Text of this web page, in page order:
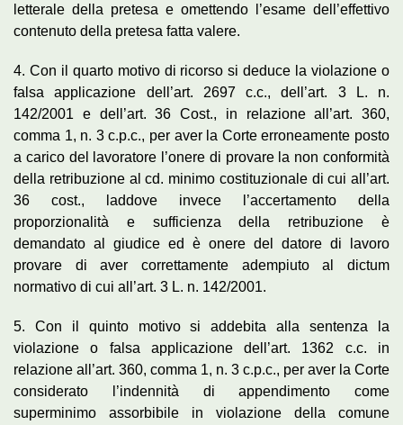
letterale della pretesa e omettendo l’esame dell’effettivo
contenuto della pretesa fatta valere.
4. Con il quarto motivo di ricorso si deduce la violazione o
falsa applicazione dell’art. 2697 c.c., dell’art. 3 L. n.
142/2001 e dell’art. 36 Cost., in relazione all’art. 360,
comma 1, n. 3 c.p.c., per aver la Corte erroneamente posto
a carico del lavoratore l’onere di provare la non conformità
della retribuzione al cd. minimo costituzionale di cui all’art.
36 cost., laddove invece l’accertamento della
proporzionalità e sufficienza della retribuzione è
demandato al giudice ed è onere del datore di lavoro
provare di aver correttamente adempiuto al dictum
normativo di cui all’art. 3 L. n. 142/2001.
5. Con il quinto motivo si addebita alla sentenza la
violazione o falsa applicazione dell’art. 1362 c.c. in
relazione all’art. 360, comma 1, n. 3 c.p.c., per aver la Corte
considerato l’indennità di appendimento come
superminimo assorbibile in violazione della comune